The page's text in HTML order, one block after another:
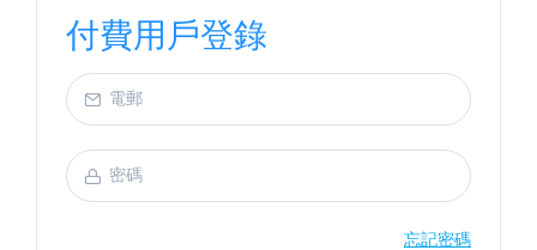
付費用戶登錄
忘記密碼